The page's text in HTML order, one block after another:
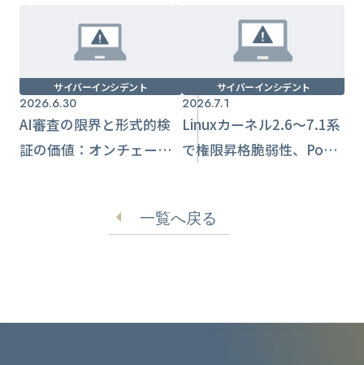
サイバーインシデント
2026.6.30
AI審査の限界と形式的検
証の価値：オンチェーン
サイバーインシデント
2026.7.1
Linuxカーネル2.6～7.1系
で権限昇格脆弱性、PoC
一覧へ戻る